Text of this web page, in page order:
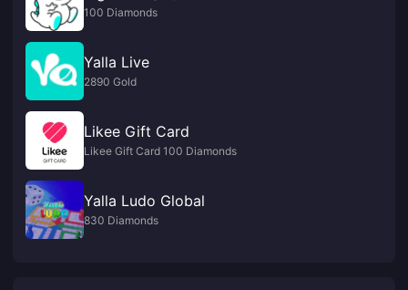
100 Diamonds
Yalla Live
2890 Gold
Likee Gift Card
Likee Gift Card 100 Diamonds
Yalla Ludo Global
830 Diamonds